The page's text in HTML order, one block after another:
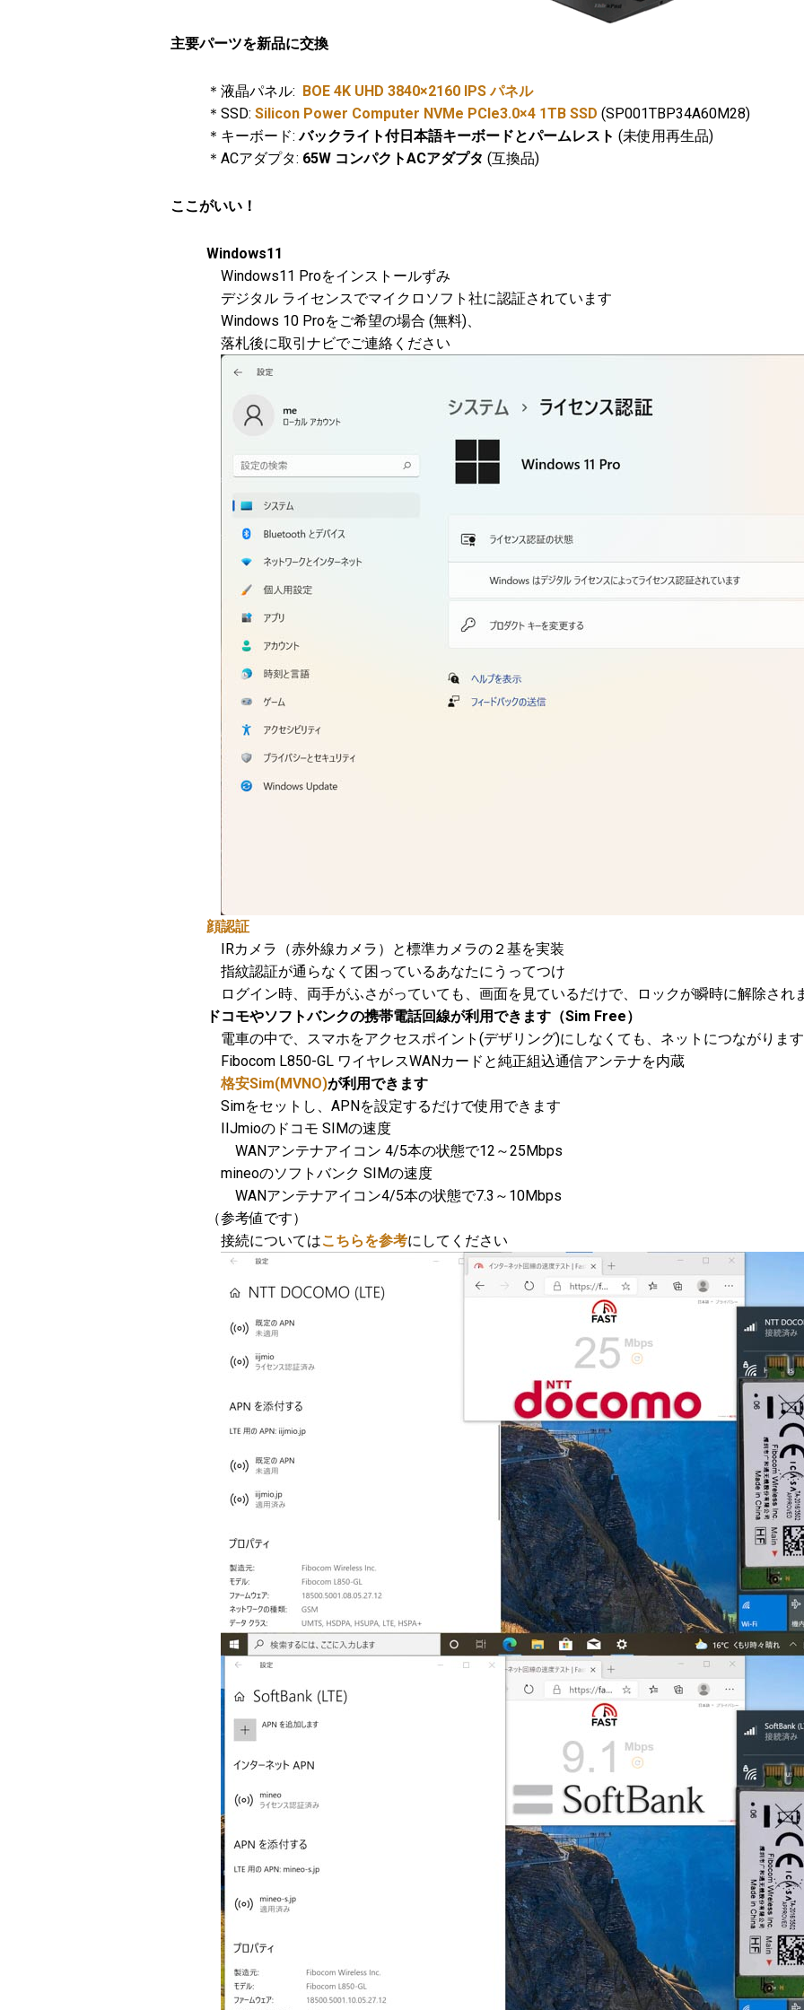
主要パーツを新品に交換
＊液晶パネル: BOE 4K UHD 3840×2160 IPS パネル
＊SSD: Silicon Power Computer NVMe PCIe3.0×4 1TB SSD (SP001TBP34A60M28)
＊キーボード:バックライト付日本語キーボードとパームレスト (未使用再生品)
＊ACアダプタ: 65W コンパクトACアダプタ (互換品)
ここがいい！
Windows11
Windows11 Proをインストールずみ
デジタル ライセンスでマイクロソフト社に認証されています
Windows 10 Proをご希望の場合 (無料)、
落札後に取引ナビでご連絡ください
顔認証
IRカメラ（赤外線カメラ）と標準カメラの２基を実装
指紋認証が通らなくて困っているあなたにうってつけ
ログイン時、両手がふさがっていても、画面を見ているだけで、ロックが瞬時に解除され
ドコモやソフトバンクの携帯電話回線が利用できます（Sim Free）
電車の中で、スマホをアクセスポイント(デザリング)にしなくても、ネットにつながります
Fibocom L850-GL ワイヤレスWANカードと純正組込通信アンテナを内蔵
格安Sim(MVNO)が利用できます
Simをセットし、APNを設定するだけで使用できます
IIJmioのドコモ SIMの速度
WANアンテナアイコン 4/5本の状態で12～25Mbps
mineoのソフトバンク SIMの速度
WANアンテナアイコン4/5本の状態で7.3～10Mbps
（参考値です）
接続についてはこちらを参考にしてください